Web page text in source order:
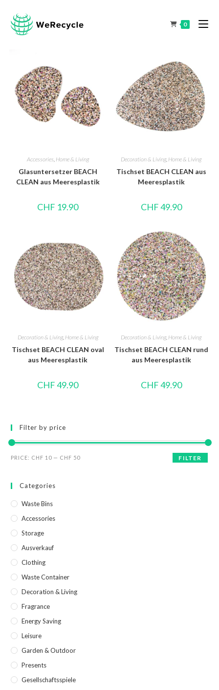
0
Accessories, Home & Living
Glasuntersetzer BEACH
CLEAN aus Meeresplastik
CHF 19.90
Decoration & Living, Home & Living
Tischset BEACH CLEAN aus
Meeresplastik
CHF49.90
Decoration & Living, Home & Living
Tischset BEACH CLEAN oval
aus Meeresplastik
CHF49.90
Decoration & Living, Home & Living
Tischset BEACH CLEAN rund
aus Meeresplastik
CHF49.90
Filter by price
FILTER
PRICE: CHF 10 — CHF 50
Categories
Waste Bins
Accessories
Storage
Ausverkauf
Clothing
Waste Container
Decoration & Living
Fragrance
Energy Saving
Leisure
Garden & Outdoor
Presents
Gesellschaftsspiele